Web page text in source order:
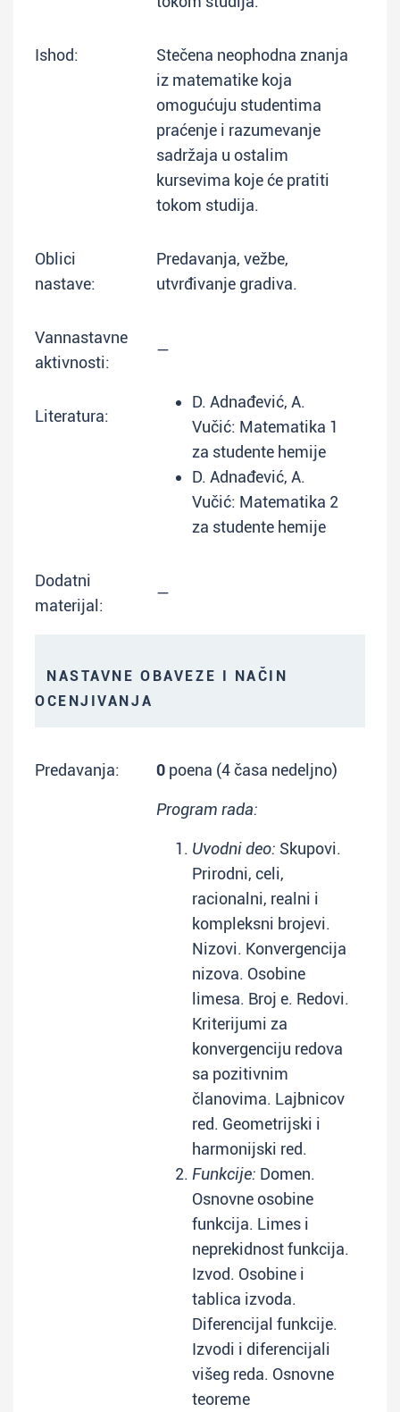
Ishod:
Stečena neophodna znanja
iz matematike koja
omogućuju studentima
praćenje i razumevanje
sadržaja u ostalim
kursevima koje će pratiti
tokom studija.
Oblici
nastave:
Predavanja, vežbe,
utvrđivanje gradiva.
Vannastavne
aktivnosti:
—
Literatura:
D. Adnađević, A.
Vučić: Matematika 1
za studente hemije
D. Adnađević, A.
Vučić: Matematika 2
za studente hemije
Dodatni
materijal:
—
NASTAVNE OBAVEZE I NAČIN
OCENJIVANJA
Predavanja: 0 poena (4 časa nedeljno)
Program rada:
Uvodni deo: Skupovi.
Prirodni, celi,
racionalni, realni i
kompleksni brojevi.
Nizovi. Konvergencija
nizova. Osobine
limesa. Broj e. Redovi.
Kriterijumi za
konvergenciju redova
sa pozitivnim
članovima. Lajbnicov
red. Geometrijski i
harmonijski red.
Funkcije: Domen.
Osnovne osobine
funkcija. Limes i
neprekidnost funkcija.
Izvod. Osobine i
tablica izvoda.
Diferencijal funkcije.
Izvodi i diferencijali
višeg reda. Osnovne
teoreme